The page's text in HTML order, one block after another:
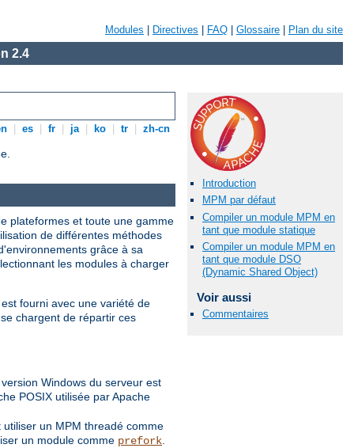
Modules Directives FAQ Glossaire Plan du site
2.4
es fr ja ko tr zh-cn
Introduction
MPM par défaut
Compiler un module MPM en
tant que module statique
Compiler un module MPM en
tant que module DSO
(Dynamic Shared Object)
Voir aussi
Commentaires
plateformes et toute une gamme
de différentes méthodes
grâce à sa
les modules à charger
fourni avec une variété de
chargent de répartir ces
Windows du serveur est
POSIX utilisée par Apache
un MPM threadé comme
un module comme prefork